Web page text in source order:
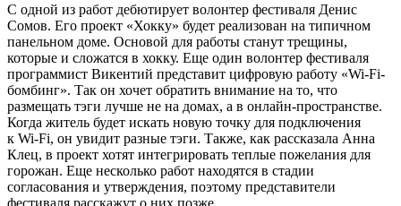
С одной из работ дебютирует волонтер фестиваля Денис
Сомов. Его проект «Хокку» будет реализован на типичном
панельном доме. Основой для работы станут трещины,
которые и сложатся в хокку. Еще один волонтер фестиваля
программист Викентий представит цифровую работу «Wi-Fi-
бомбинг». Так он хочет обратить внимание на то, что
размещать тэги лучше не на домах, а в онлайн-пространстве.
Когда житель будет искать новую точку для подключения
к Wi-Fi, он увидит разные тэги. Также, как рассказала Анна
Клец, в проект хотят интегрировать теплые пожелания для
горожан. Еще несколько работ находятся в стадии
согласования и утверждения, поэтому представители
фестиваля расскажут о них позже.